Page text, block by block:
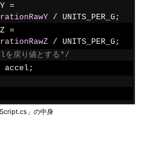
Y =
/ UNITS_PER_G ;
Z =
/ UNITS_PER_G ;
戻り値とする*/
accel ;
」の中身